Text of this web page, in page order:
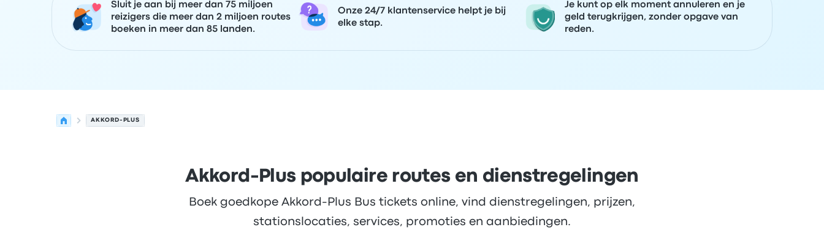
Sluit je aan bij meer dan 75 miljoen
reizigers die meer dan 2 miljoen routes
boeken in meer dan 85 landen.
Onze 24/7 klantenservice helpt je bij
elke stap.
Je kunt op elk moment annuleren en je
geld terugkrijgen, zonder opgave van
reden.
AKKORD-PLUS
Akkord-Plus populaire routes en dienstregelingen
Boek goedkope Akkord-Plus Bus tickets online, vind dienstregelingen, prijzen,
stationslocaties, services, promoties en aanbiedingen.